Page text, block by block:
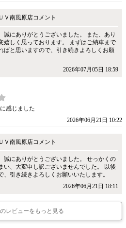
南風原店コメント
誠にありがとうございました。 また、あり
嬉しく思っております。 まずはご納車まで
ばと思いますので、引き続きよろしくお願
2026年07月05日 18:59
感じました
2026年06月21日 10:22
南風原店コメント
誠にありがとうございました。 せっかくの
い、大変申し訳ございませんでした。 以後
引き続きよろしくお願いいたします。
2026年06月21日 18:11
レビューをもっと見る